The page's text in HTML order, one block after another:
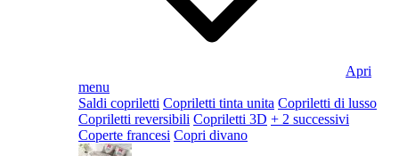
Apri
menu
Saldi copriletti Copriletti tinta unita Copriletti di lusso
Copriletti reversibili Copriletti 3D + 2 successivi
Coperte francesi Copri divano